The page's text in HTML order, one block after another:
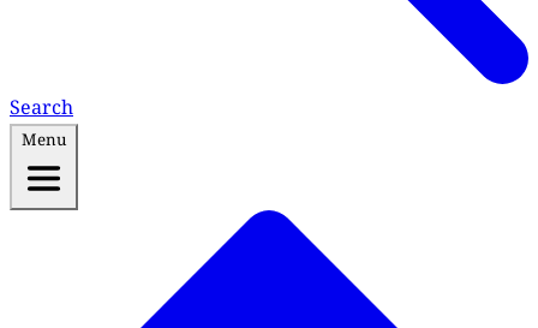
Search
Menu